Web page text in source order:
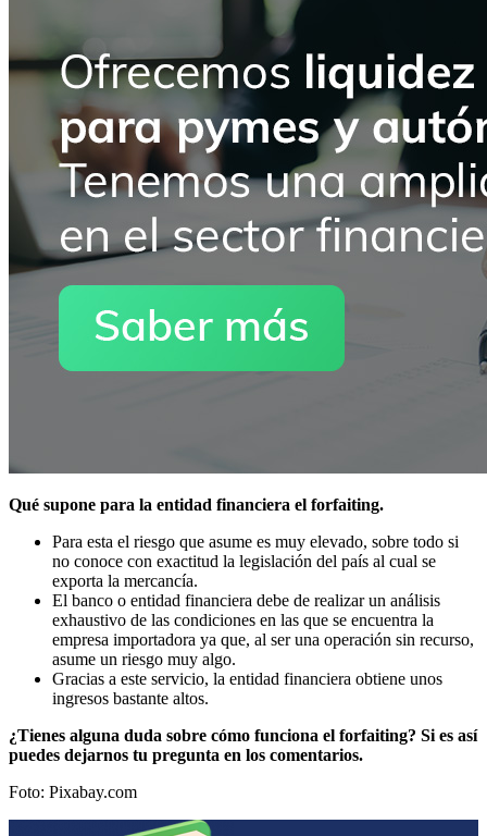
Qué supone para la entidad financiera el forfaiting.
Para esta el riesgo que asume es muy elevado, sobre todo si
no conoce con exactitud la legislación del país al cual se
exporta la mercancía.
El banco o entidad financiera debe de realizar un análisis
exhaustivo de las condiciones en las que se encuentra la
empresa importadora ya que, al ser una operación sin recurso,
asume un riesgo muy algo.
Gracias a este servicio, la entidad financiera obtiene unos
ingresos bastante altos.
¿Tienes alguna duda sobre cómo funciona el forfaiting? Si es así
puedes dejarnos tu pregunta en los comentarios.
Foto: Pixabay.com